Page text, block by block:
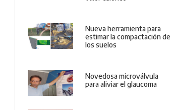
Nueva herramienta para
estimar la compactación de
los suelos
Novedosa microválvula
para aliviar el glaucoma